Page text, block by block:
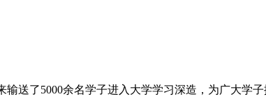
送了5000余名学子进入大学学习深造，为广大学